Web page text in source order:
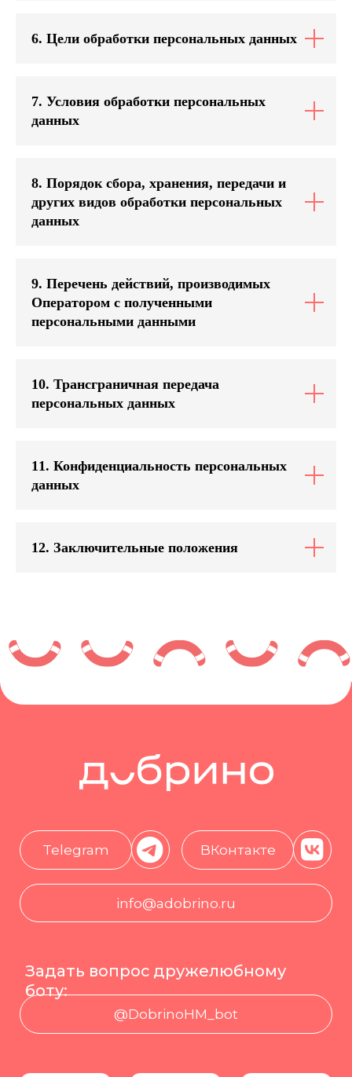
6. Цели обработки персональных данных
7. Условия обработки персональных
данных
8. Порядок сбора, хранения, передачи и
других видов обработки персональных
данных
9. Перечень действий, производимых
Оператором с полученными
персональными данными
10. Трансграничная передача
персональных данных
11. Конфиденциальность персональных
данных
12. Заключительные положения
Telegram ВКонтакте
Задать вопрос дружелюбному
боту:
Новости Контакты